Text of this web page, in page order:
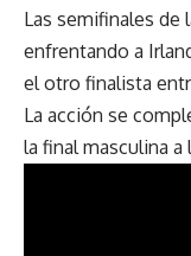
Las semifinales de
enfrentando a
el otro finalista
La acción se
la final masculina a